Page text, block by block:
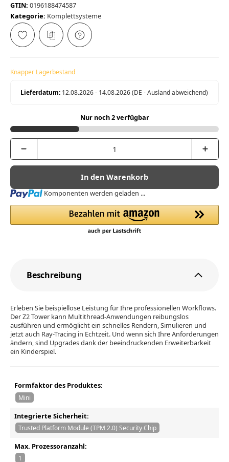
GTIN: 0196188474587
Kategorie: Komplettsysteme
Knapper Lagerbestand
Lieferdatum: 12.08.2026 - 14.08.2026(DE - Ausland abweichend)
Nur noch 2 verfügbar
In den Warenkorb
Loading... Komponenten werden geladen ...
Beschreibung
Erleben Sie beispiellose Leistung für Ihre professionellen Workflows.
Der Z2 Tower kann Multithread-Anwendungen reibungslos
ausführen und ermöglicht ein schnelles Rendern, Simulieren und
jetzt auch Ray-Tracing in Echtzeit. Und wenn sich Ihre Anforderungen
ändern, sind Upgrades dank der beeindruckenden Erweiterbarkeit
ein Kinderspiel.
Formfaktor des Produktes:
Mini
Integrierte Sicherheit:
Trusted Platform Module (TPM 2.0) Security Chip
Max. Prozessoranzahl:
1